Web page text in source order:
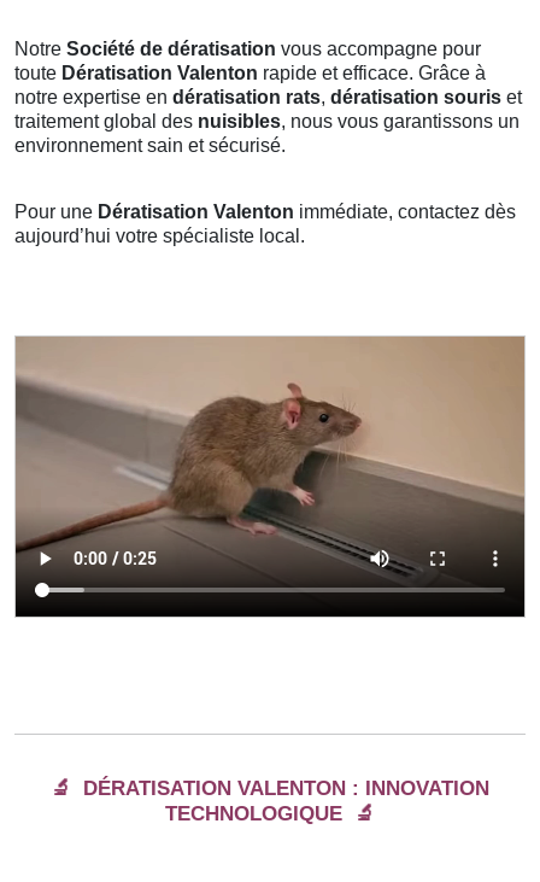
Notre Société de dératisation vous accompagne pour
toute Dératisation Valenton rapide et efficace. Grâce à
notre expertise en dératisation rats, dératisation souris et
traitement global des nuisibles, nous vous garantissons un
environnement sain et sécurisé.
Pour une Dératisation Valenton immédiate, contactez dès
aujourd’hui votre spécialiste local.
🔬
DÉRATISATION VALENTON : INNOVATION
TECHNOLOGIQUE
🔬